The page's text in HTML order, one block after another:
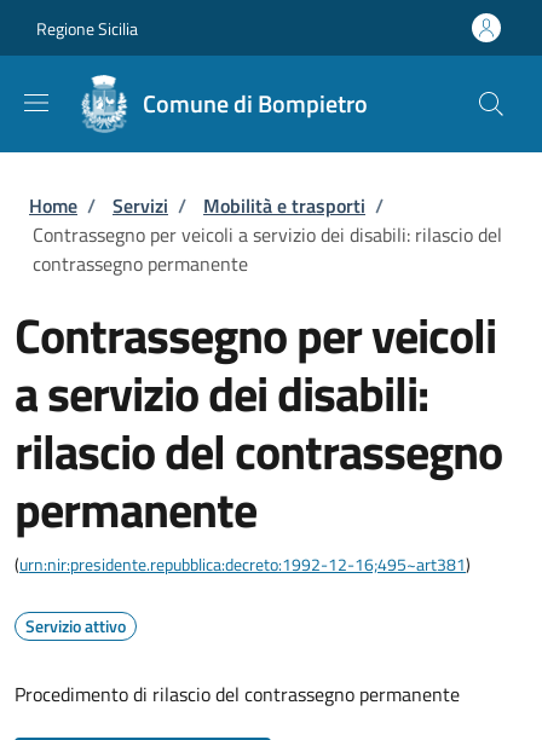
Regione Sicilia
Comune di Bompietro
Briciole di pane
Home / Servizi / Mobilità e trasporti /
Contrassegno per veicoli a servizio dei disabili: rilascio del
contrassegno permanente
Contrassegno per veicoli
a servizio dei disabili:
rilascio del contrassegno
permanente
(urn:nir:presidente.repubblica:decreto:1992-12-16;495~art381)
Servizio attivo
Procedimento di rilascio del contrassegno permanente